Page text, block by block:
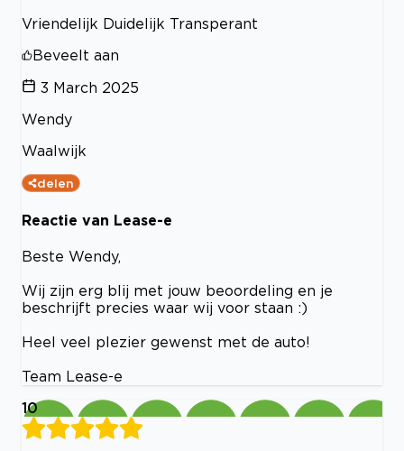
Vriendelijk Duidelijk Transperant
Beveelt aan
3 March 2025
Wendy
Waalwijk
delen
Reactie van Lease-e
Beste Wendy,
Wij zijn erg blij met jouw beoordeling en je
beschrijft precies waar wij voor staan :)
Heel veel plezier gewenst met de auto!
Team Lease-e
10